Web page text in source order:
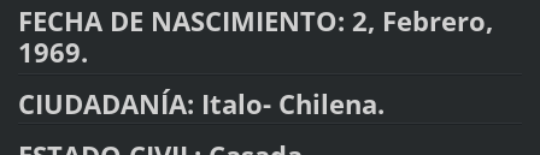
FECHA DE NASCIMIENTO: 2, Febrero,
1969.
CIUDADANÍA: Italo- Chilena.